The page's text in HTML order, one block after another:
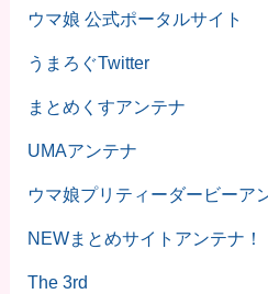
ウマ娘 公式ポータルサイト
うまろぐTwitter
まとめくすアンテナ
UMAアンテナ
ウマ娘プリティーダービーア
NEWまとめサイトアンテナ！
The 3rd